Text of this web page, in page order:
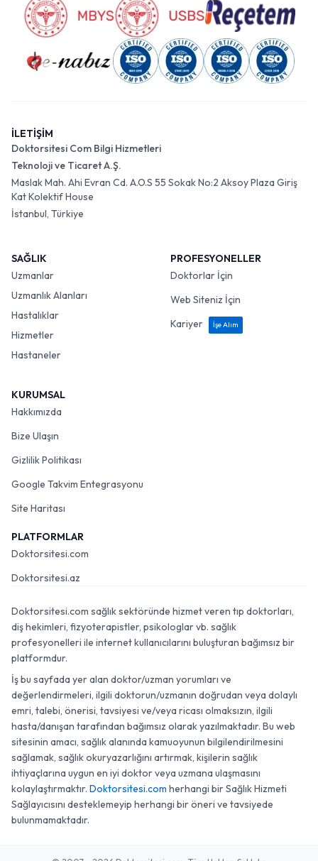
İLETİŞİM
Doktorsitesi Com Bilgi Hizmetleri
Teknoloji ve Ticaret A.Ş.
Maslak Mah. Ahi Evran Cd. A.O.S 55 Sokak No:2 Aksoy Plaza Giriş
Kat Kolektif House
İstanbul, Türkiye
SAĞLIK
Uzmanlar
Uzmanlık Alanları
Hastalıklar
Hizmetler
Hastaneler
PROFESYONELLER
Doktorlar İçin
Web Siteniz İçin
Kariyer
İşe Alım
KURUMSAL
Hakkımızda
Bize Ulaşın
Gizlilik Politikası
Google Takvim Entegrasyonu
Site Haritası
PLATFORMLAR
Doktorsitesi.com
Doktorsitesi.az
Doktorsitesi.com sağlık sektöründe hizmet veren tıp doktorları,
diş hekimleri, fizyoterapistler, psikologlar vb. sağlık
profesyonelleri ile internet kullanıcılarını buluşturan bağımsız bir
platformdur.
İş bu sayfada yer alan doktor/uzman yorumları ve
değerlendirmeleri, ilgili doktorun/uzmanın doğrudan veya dolaylı
emri, talebi, önerisi, tavsiyesi ve/veya ricası olmaksızın, ilgili
hasta/danışan tarafından bağımsız olarak yazılmaktadır. Bu web
sitesinin amacı, sağlık alanında kamuoyunun bilgilendirilmesini
sağlamak, sağlık okuryazarlığını artırmak, kişilerin sağlık
ihtiyaçlarına uygun en iyi doktor veya uzmana ulaşmasını
kolaylaştırmaktır. Doktorsitesi.com herhangi bir Sağlık Hizmeti
Sağlayıcısını desteklemeyip herhangi bir öneri ve tavsiyede
bulunmamaktadır.